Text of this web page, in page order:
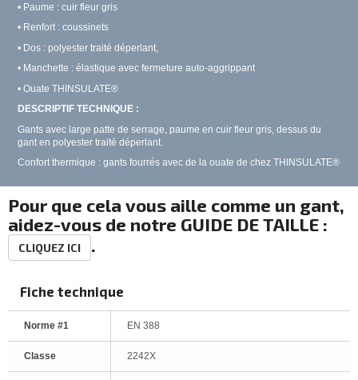
• Paume : cuir fleur gris
• Renfort : coussinets
• Dos : polyester traité déperlant,
• Manchette : élastique avec fermeture auto-aggrippant
• Ouate THINSULATE®
DESCRIPTIF TECHNIQUE :
Gants avec large patte de serrage, paume en cuir fleur gris, dessus du
gant en polyester traité déperlant.
Confort thermique : gants fourrés avec de la ouate de chez THINSULATE®
Pour que cela vous aille comme un gant,
aidez-vous de notre GUIDE DE TAILLE :
CLIQUEZ ICI .
Fiche technique
Norme #1 EN 388
Classe 2242X